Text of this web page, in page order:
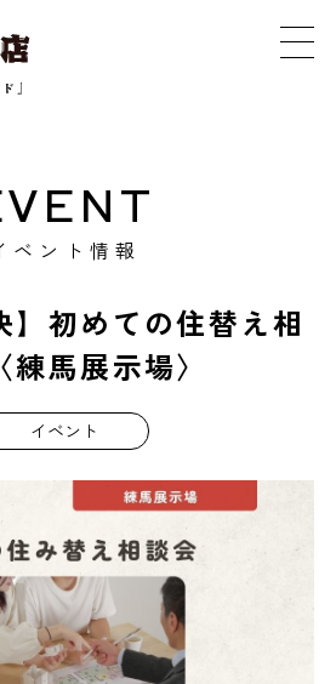
ベント情報
】初めての住替え相
練馬展示場〉
イベント